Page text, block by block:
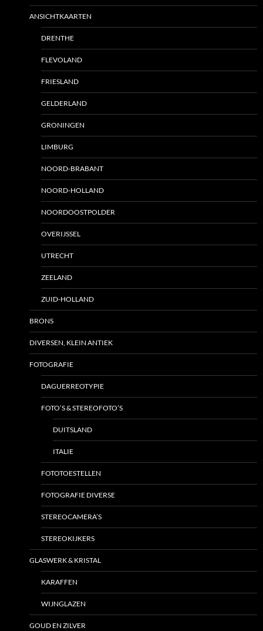
ANSICHTKAARTEN
DRENTHE
FLEVOLAND
FRIESLAND
GELDERLAND
GRONINGEN
LIMBURG
NOORD-BRABANT
NOORD-HOLLAND
NOORDOOSTPOLDER
OVERIJSSEL
UTRECHT
ZEELAND
ZUID-HOLLAND
BRONS
DIVERSEN, KLEIN ANTIEK
FOTOGRAFIE
DAGUERREOTYPIE
FOTO’S & STEREOFOTO’S
DUITSLAND
ITALIE
FOTOTOESTELLEN
FOTOGRAFIE DIVERSE
STEREOCAMERA’S
STEREOKIJKERS
GLASWERK & KRISTAL
KARAFFEN
WIJNGLAZEN
GOUD EN ZILVER